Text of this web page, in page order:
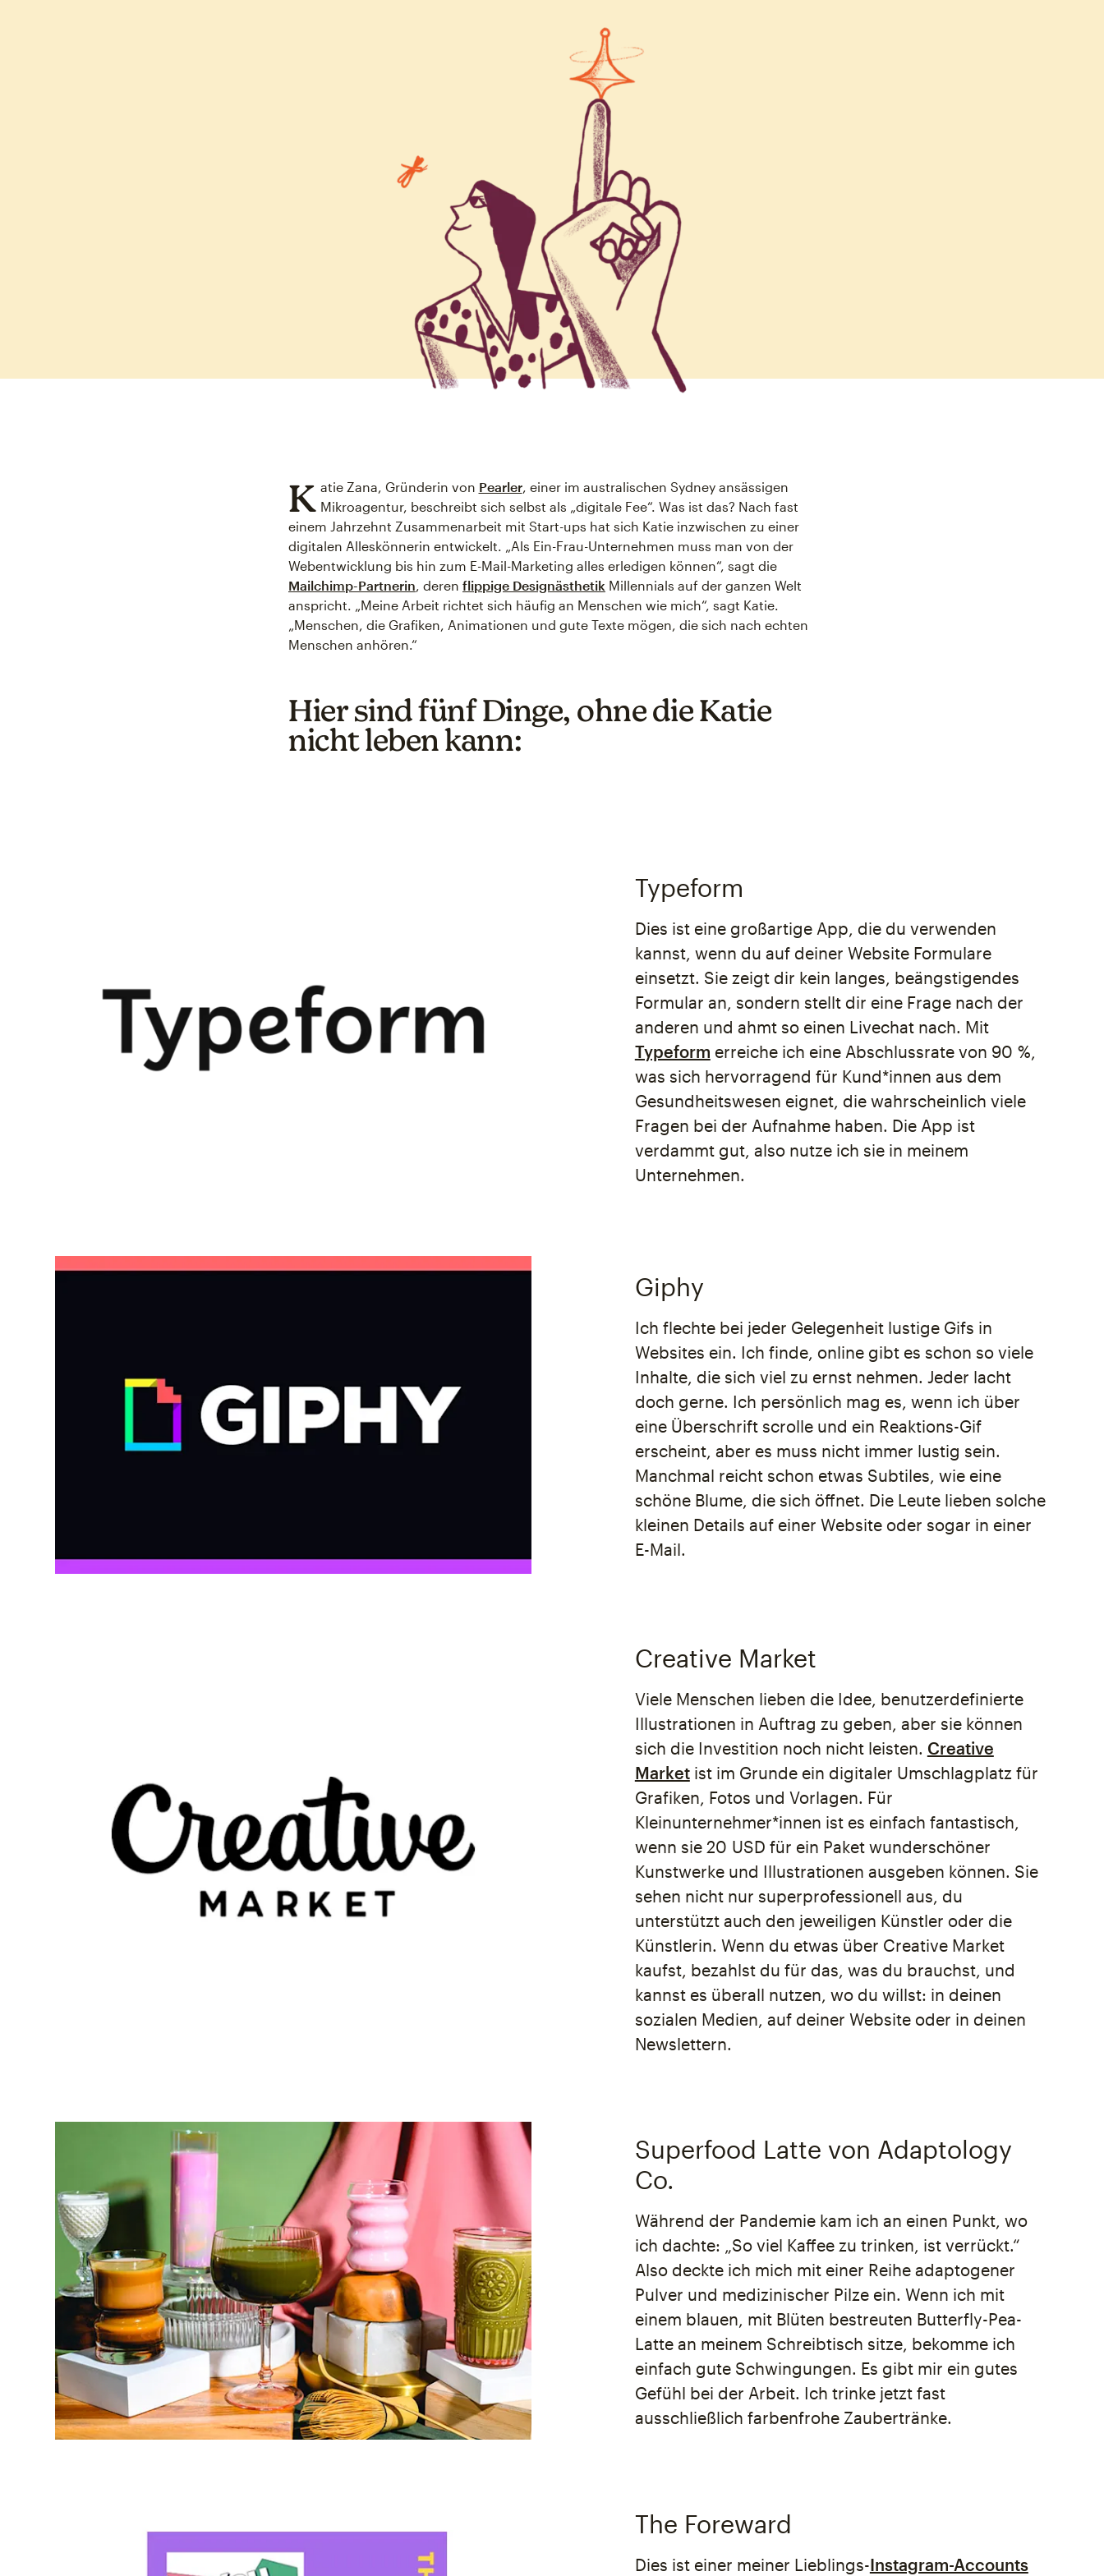
K atie Zana, Gründerin von Pearler, einer im australischen Sydney ansässigen
Mikroagentur, beschreibt sich selbst als „digitale Fee“. Was ist das? Nach fast
einem Jahrzehnt Zusammenarbeit mit Start-ups hat sich Katie inzwischen zu einer
digitalen Alleskönnerin entwickelt. „Als Ein-Frau-Unternehmen muss man von der
Webentwicklung bis hin zum E-Mail-Marketing alles erledigen können“, sagt die
Mailchimp-Partnerin , deren flippige Designästhetik Millennials auf der ganzen Welt
anspricht. „Meine Arbeit richtet sich häufig an Menschen wie mich“, sagt Katie.
„Menschen, die Grafiken, Animationen und gute Texte mögen, die sich nach echten
Menschen anhören.“
Hier sind fünf Dinge, ohne die Katie
nicht leben kann:
Typeform
Dies ist eine großartige App, die du verwenden
kannst, wenn du auf deiner Website Formulare
einsetzt. Sie zeigt dir kein langes, beängstigendes
Formular an, sondern stellt dir eine Frage nach der
anderen und ahmt so einen Livechat nach. Mit
Typeform erreiche ich eine Abschlussrate von 90 %,
was sich hervorragend für Kund*innen aus dem
Gesundheitswesen eignet, die wahrscheinlich viele
Fragen bei der Aufnahme haben. Die App ist
verdammt gut, also nutze ich sie in meinem
Unternehmen.
Giphy
Ich flechte bei jeder Gelegenheit lustige Gifs in
Websites ein. Ich finde, online gibt es schon so viele
Inhalte, die sich viel zu ernst nehmen. Jeder lacht
doch gerne. Ich persönlich mag es, wenn ich über
eine Überschrift scrolle und ein Reaktions-Gif
erscheint, aber es muss nicht immer lustig sein.
Manchmal reicht schon etwas Subtiles, wie eine
schöne Blume, die sich öffnet. Die Leute lieben solche
kleinen Details auf einer Website oder sogar in einer
E-Mail.
Creative Market
Viele Menschen lieben die Idee, benutzerdefinierte
Illustrationen in Auftrag zu geben, aber sie können
sich die Investition noch nicht leisten. Creative
Marketist im Grunde ein digitaler Umschlagplatz für
Grafiken, Fotos und Vorlagen. Für
Kleinunternehmer*innen ist es einfach fantastisch,
wenn sie 20 USD für ein Paket wunderschöner
Kunstwerke und Illustrationen ausgeben können. Sie
sehen nicht nur superprofessionell aus, du
unterstützt auch den jeweiligen Künstler oder die
Künstlerin. Wenn du etwas über Creative Market
kaufst, bezahlst du für das, was du brauchst, und
kannst es überall nutzen, wo du willst: in deinen
sozialen Medien, auf deiner Website oder in deinen
Newslettern.
Superfood Latte von Adaptology
Co.
Während der Pandemie kam ich an einen Punkt, wo
ich dachte: „So viel Kaffee zu trinken, ist verrückt.“
Also deckte ich mich mit einer Reihe adaptogener
Pulver und medizinischer Pilze ein. Wenn ich mit
einem blauen, mit Blüten bestreuten Butterfly-Pea-
Latte an meinem Schreibtisch sitze, bekomme ich
einfach gute Schwingungen. Es gibt mir ein gutes
Gefühl bei der Arbeit. Ich trinke jetzt fast
ausschließlich farbenfrohe Zaubertränke.
The Foreward
Dies ist einer meiner Lieblings-Instagram-Accounts